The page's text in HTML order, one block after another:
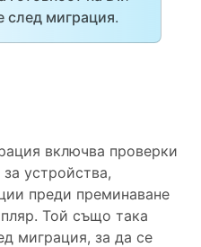
след миграция.
включва проверки
устройства,
преди преминаване
Той също така
миграция, за да се